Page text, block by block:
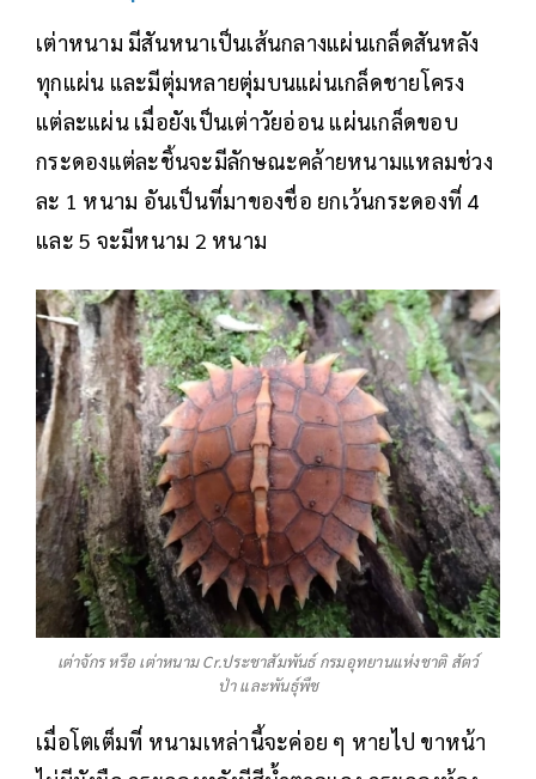
เต่าหนาม มีสันหนาเป็นเส้นกลางแผ่นเกล็ดสันหลัง
ทุกแผ่น และมีตุ่มหลายตุ่มบนแผ่นเกล็ดชายโครง
แต่ละแผ่น เมื่อยังเป็นเต่าวัยอ่อน แผ่นเกล็ดขอบ
กระดองแต่ละชิ้นจะมีลักษณะคล้ายหนามแหลมช่วง
ละ 1 หนาม อันเป็นที่มาของชื่อ ยกเว้นกระดองที่ 4
และ 5 จะมีหนาม 2 หนาม
เต่าจักร หรือ เต่าหนาม Cr.ประชาสัมพันธ์ กรมอุทยานแห่งชาติ สัตว์
ป่า และพันธุ์พืช
เมื่อโตเต็มที่ หนามเหล่านี้จะค่อย ๆ หายไป ขาหน้า